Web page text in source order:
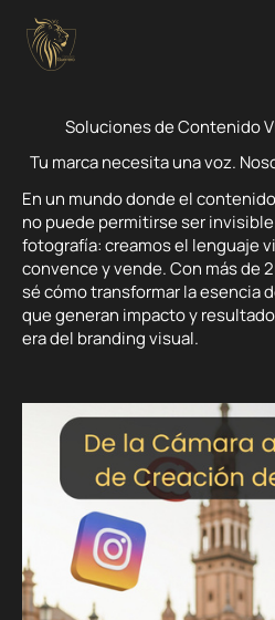
Soluciones de Contenido
Tu marca necesita una voz.
En un mundo donde el
no puede permitirse ser
fotografía: creamos el lenguaje
convence y vende. Con más de
sé cómo transformar la esencia
que generan impacto y
era del branding visual.